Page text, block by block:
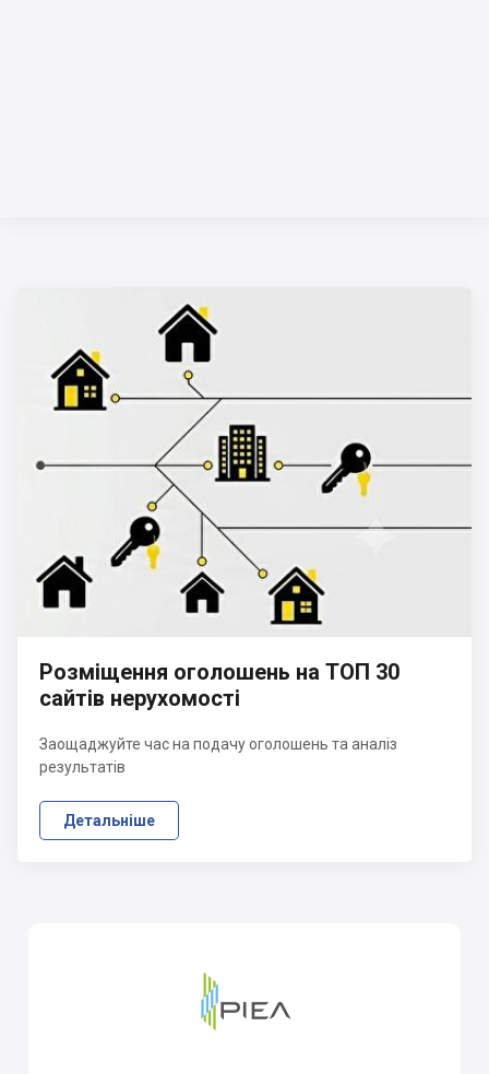
Розміщення оголошень на ТОП 30
сайтів нерухомості
Заощаджуйте час на подачу оголошень та аналіз
результатів
Детальніше